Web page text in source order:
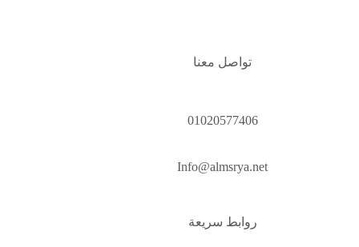
تواصل معنا
01020577406
Info@almsrya.net
روابط سريعة